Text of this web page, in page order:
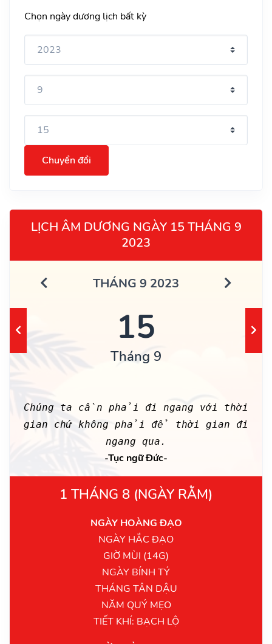
Chọn ngày dương lịch bất kỳ
Chuyển đổi
LỊCH ÂM DƯƠNG NGÀY 15 THÁNG 9
2023
THÁNG 9 2023
15
Tháng 9
Chúng ta cần phải đi ngang với thời
gian chứ không phải để thời gian đi
ngang qua.
-Tục ngữ Đức-
1 THÁNG 8 (NGÀY RẰM)
NGÀY HOÀNG ĐẠO
NGÀY HẮC ĐẠO
GIỜ MÙI (14G)
NGÀY BÍNH TÝ
THÁNG TÂN DẬU
NĂM QUÝ MẸO
TIẾT KHÍ: BẠCH LỘ